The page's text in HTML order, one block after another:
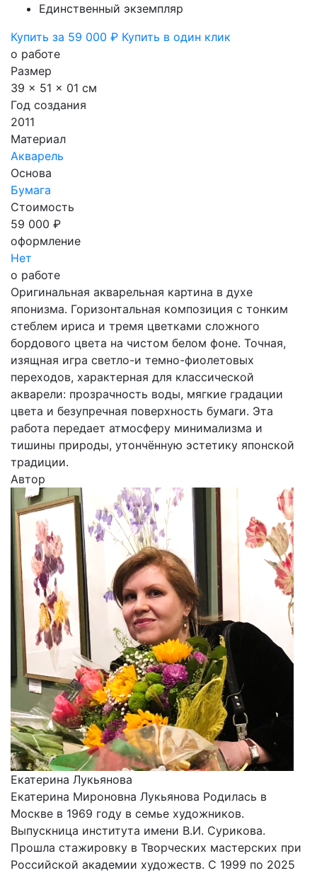
Единственный экземпляр
Купить за 59 000 ₽ Купить в один клик
о работе
Размер
39 x 51 x 01 см
Год создания
2011
Материал
Акварель
Основа
Бумага
Стоимость
59 000 ₽
оформление
Нет
о работе
Оригинальная акварельная картина в духе
японизма. Горизонтальная композиция с тонким
стеблем ириса и тремя цветками сложного
бордового цвета на чистом белом фоне. Точная,
изящная игра светло-и темно-фиолетовых
переходов, характерная для классической
акварели: прозрачность воды, мягкие градации
цвета и безупречная поверхность бумаги. Эта
работа передает атмосферу минимализма и
тишины природы, утончённую эстетику японской
традиции.
Автор
Екатерина Лукьянова
Екатерина Мироновна Лукьянова Родилась в
Москве в 1969 году в семье художников.
Выпускница института имени В.И. Сурикова.
Прошла стажировку в Творческих мастерских при
Российской академии художеств. С 1999 по 2025